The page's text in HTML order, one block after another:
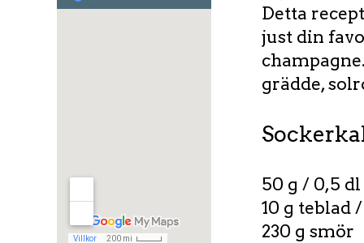
Detta
just din
grädde,
50 g / 0,5
10 g teblad
230 g smör